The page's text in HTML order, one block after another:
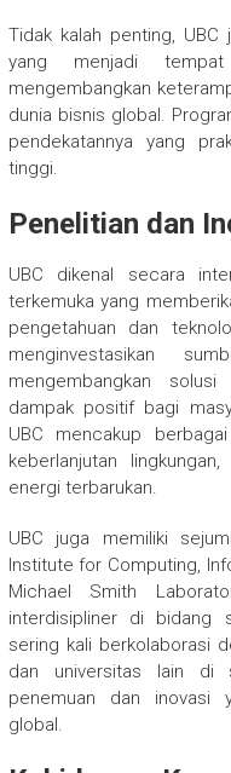
Tidak kalah penting, UBC
yang menjadi
mengembangkan
dunia bisnis global.
pendekatannya yang
tinggi.
Penelitian dan
UBC dikenal secara
terkemuka yang
pengetahuan dan
menginvestasikan
mengembangkan
dampak positif bagi
UBC mencakup
keberlanjutan
energi terbarukan.
UBC juga memiliki
Institute for Computing,
Michael Smith
interdisipliner di bidang
sering kali berkolaborasi
dan universitas lain di
penemuan dan inovasi
global.